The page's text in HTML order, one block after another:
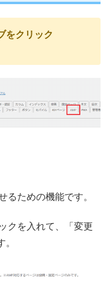
をクリック
るための機能です。
クを入れて、「変更